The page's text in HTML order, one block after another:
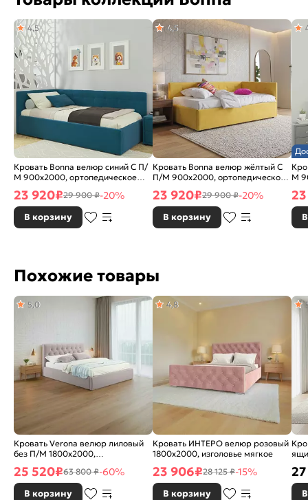
Кровать Bonna велюр синий С П/
М 900x2000, ортопедическое
4,5
23 920₽29 900 ₽-20%
В корзину
Кровать Bonna велюр жёлтый С
П/М 900x2000, ортопедическое
4,5
23 920₽29 900 ₽-20%
В корзину
М
Похожие товары
Кровать Verona велюр лиловый
без П/М 1800x2000,
изголовье мягкое
5,0
25 520₽63 800 ₽-60%
В корзину
Кровать ИНТЕРО велюр розовый
1800x2000, изголовье мягкое
4,8
23 906₽28 125 ₽-15%
В корзину